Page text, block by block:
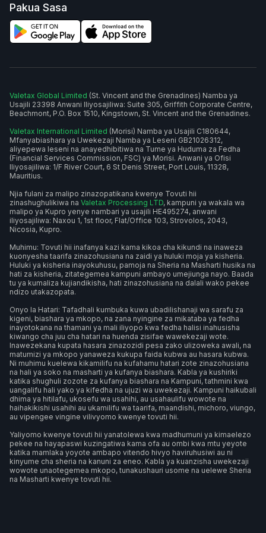
Pakua Sasa
Valetax Global Limited (St. Vincent and the Grenadines) Namba ya
Usajili 23398 Anwani Iliyosajiliwa: Suite 305, Griffith Corporate Centre,
Beachmont, P.O. Box 1510, Kingstown, St. Vincent and the Grenadines.
Valetax International Limited (Morisi) Namba ya Usajili C180644,
Mfanyabiashara ya Uwekezaji Namba ya Leseni GB21026312,
aliyepewa leseni na anayedhibitiwa na Tume ya Huduma za Fedha
(Financial Services Commission, FSC) ya Morisi. Anwani ya Ofisi
Iliyosajiliwa: 1/F River Court, 6 St Denis Street, Port Louis, 11328,
Mauritius.
Njia fulani za malipo zinazopatikana kwenye Tovuti hii
zinashughulikiwa na Valetax Processing LTD, kampuni ya wakala wa
malipo ya Kupro yenye nambari ya usajili HE495274, anwani
iliyosajiliwa: Naxou 1, 1st floor, Flat/Office 103, Strovolos, 2043,
Nicosia, Kupro.
Muhimu: Tovuti hii inafanya kazi kama kikoa cha kikundi na inaweza
kuonyesha taarifa zinazohusiana na zaidi ya huluki moja ya kisheria.
Huluki ya kisheria inayokuhusu, pamoja na Sheria na Masharti husika na
hati za kisheria, zitategemea kampuni ambayo umejiunga nayo. Baada
tu ya kumaliza kujiandikisha, hati zinazohusiana na dalali wako pekee
ndizo utakazopata.
Onyo la Hatari: Tafadhali kumbuka kuwa ubadilishanaji wa sarafu za
kigeni, biashara ya mkopo, na zana nyingine za mikataba ya fedha
inayotokana na thamani ya mali iliyopo kwa fedha halisi inahusisha
kiwango cha juu cha hatari na huenda zisifae wawekezaji wote.
Inawezekana kupata hasara zinazozidi pesa zako ulizoweka awali, na
matumizi ya mkopo yanaweza kukupa faida kubwa au hasara kubwa.
Ni muhimu kuelewa kikamilifu na kufahamu hatari zote zinazohusiana
na hali ya soko na masharti ya kufanya biashara. Kabla ya kushiriki
katika shughuli zozote za kufanya biashara na Kampuni, tathmini kwa
uangalifu hali yako ya kifedha na ujuzi wa uwekezaji. Kampuni haikubali
dhima ya hitilafu, ukosefu wa usahihi, au usahaulifu wowote na
haihakikishi usahihi au ukamilifu wa taarifa, maandishi, michoro, viungo,
au vipengee vingine vilivyomo kwenye tovuti hii.
Yaliyomo kwenye tovuti hii yanatolewa kwa madhumuni ya kimaelezo
pekee na hayapaswi kuzingatiwa kama ofa au ombi kwa mtu yeyote
katika mamlaka yoyote ambapo vitendo hivyo haviruhusiwi au ni
kinyume cha sheria na kanuni za eneo. Kabla ya kuanzisha uwekezaji
wowote unaotegemea mkopo, tunakushauri usome na uelewe Sheria
na Masharti kwenye tovuti hii.